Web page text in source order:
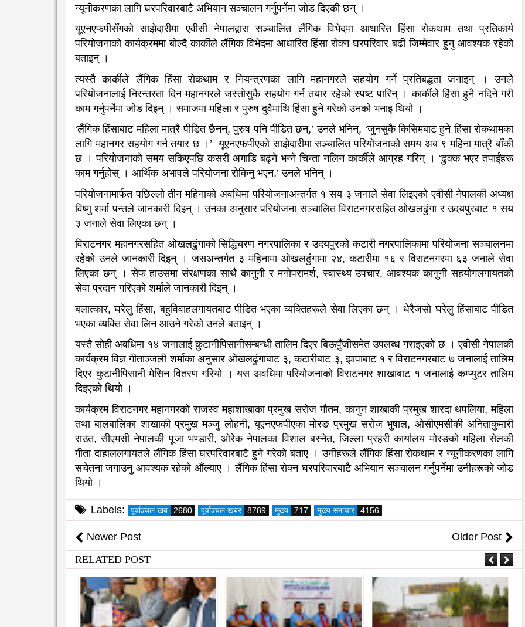
न्यूनीकरणका लागि घरपरिवारबाटै अभियान सञ्चालन गर्नुपर्नेमा जोड दिएकी छन् ।
यूएनएफपीसँगको साझेदारीमा एवीसी नेपालद्वारा सञ्चालित लैंगिक विभेदमा आधारित हिंसा रोकथाम तथा प्रतिकार्य
परियोजनाको कार्यक्रममा बोल्दै कार्कीले लैंगिक विभेदमा आधारित हिंसा रोक्न घरपरिवार बढी जिम्मेवार हुनु आवश्यक रहेको
बताइन् ।
त्यस्तै कार्कीले लैंगिक हिंसा रोकथाम र नियन्त्रणका लागि महानगरले सहयोग गर्ने प्रतिबद्धता जनाइन् । उनले
परियोजनालाई निरन्तरता दिन महानगरले जस्तोसुकै सहयोग गर्न तयार रहेको स्पष्ट पारिन् । कार्कीले हिंसा हुनै नदिने गरी
काम गर्नुपर्नेमा जोड दिइन् । समाजमा महिला र पुरुष दुवैमाथि हिंसा हुने गरेको उनको भनाइ थियो ।
‘लैंगिक हिंसाबाट महिला मात्रै पीडित छैनन्, पुरुष पनि पीडित छन्,’ उनले भनिन्, ‘जुनसुकै किसिमबाट हुने हिंसा रोकथामका
लागि महानगर सहयोग गर्न तयार छ ।’ यूएनएफपीएको साझेदारीमा सञ्चालित परियोजनाको समय अब ९ महिना मात्रै बाँकी
छ । परियोजनाको समय सकिएपछि कसरी अगाडि बढ्ने भन्ने चिन्ता नलिन कार्कीले आग्रह गरिन् । ‘ढुक्क भएर तपाईंहरू
काम गर्नुहोेस् । आर्थिक अभावले परियोजना रोकिनु भएन,’ उनले भनिन् ।
परियोजनामार्फत पछिल्लो तीन महिनाको अवधिमा परियोजनाअन्तर्गत १ सय ३ जनाले सेवा लिइएको एवीसी नेपालकी अध्यक्ष
विष्णु शर्मा पन्तले जानकारी दिइन् । उनका अनुसार परियोजना सञ्चालित विराटनगरसहित ओखलढुंगा र उदयपुरबाट १ सय
३ जनाले सेवा लिएका छन् ।
विराटनगर महानगरसहित ओखलढुंगाको सिद्धिचरण नगरपालिका र उदयपुरको कटारी नगरपालिकामा परियोजना सञ्चालनमा
रहेको उनले जानकारी दिइन् । जसअन्तर्गत ३ महिनामा ओखलढुंगामा २४, कटारीमा १६ र विराटनगरमा ६३ जनाले सेवा
लिएका छन् । सेफ हाउसमा संरक्षणका साथै कानुनी र मनोपरामर्श, स्वास्थ्य उपचार, आवश्यक कानुनी सहयोगलगायतको
सेवा प्रदान गरिएको शर्माले जानकारी दिइन् ।
बलात्कार, घरेलु हिंसा, बहुविवाहलगायतबाट पीडित भएका व्यक्तिहरूले सेवा लिएका छन् । धेरैजसो घरेलु हिंसाबाट पीडित
भएका व्यक्ति सेवा लिन आउने गरेको उनले बताइन् ।
यस्तै सोही अवधिमा १४ जनालाई कुटानीपिसानीसम्बन्धी तालिम दिएर बिऊपुँजीसमेत उपलब्ध गराइएको छ । एवीसी नेपालकी
कार्यक्रम विज्ञ गीताञ्जली शर्माका अनुसार ओखलढुंगाबाट ३, कटारीबाट ३, झापाबाट १ र विराटनगरबाट ७ जनालाई तालिम
दिएर कुटानीपिसानी मेसिन वितरण गरियो । यस अवधिमा परियोजनाको विराटनगर शाखाबाट १ जनालाई कम्प्युटर तालिम
दिइएको थियो ।
कार्यक्रम विराटनगर महानगरको राजस्व महाशाखाका प्रमुख सरोज गौतम, कानुन शाखाकी प्रमुख शारदा थपलिया, महिला
तथा बालबालिका शाखाकी प्रमुख मञ्जु लोहनी, यूएनएफपीएका मोरङ प्रमुख सरोज भुषाल, ओसीएमसीकी अनिताकुमारी
राउत, सीएमसी नेपालकी पूजा भण्डारी, ओरेक नेपालका विशाल बस्नेत, जिल्ला प्रहरी कार्यालय मोरङको महिला सेलकी
गीता दाहाललगायतले लैंगिक हिंसा घरपरिवारबाटै हुने गरेको बताए । उनीहरूले लैंगिक हिंसा रोकथाम र न्यूनीकरणका लागि
सचेतना जगाउनु आवश्यक रहेको औंल्याए । लैंगिक हिंसा रोक्न घरपरिवारबाटै अभियान सञ्चालन गर्नुपर्नेमा उनीहरूको जोड
थियो ।
Labels: पूर्वाञ्चल खब 2680 पूर्वाञ्चल खबर 8789 मुख्य 717 मुख्य समाचार 4156
Newer Post
Older Post
RELATED POST